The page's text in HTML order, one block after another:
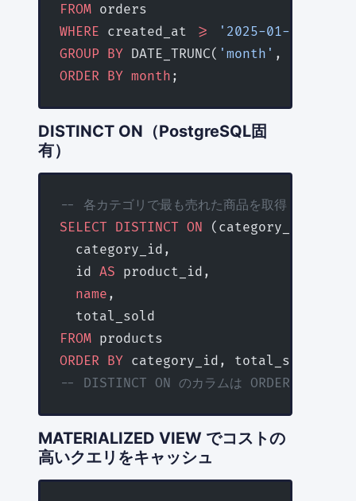
FROM orders
WHERE created_at >=
'2025-01-01'
GROUP BY DATE_TRUNC( 'month' ,
ORDER BY month ;
DISTINCT ON（PostgreSQL固
有）
-- 各カテゴリで最も売れた商品を取得
SELECT DISTINCT ON (category_id)
  category_id,
  id
AS product_id,
  name
,
  total_sold
FROM products
ORDER BY category_id, total_sold
-- DISTINCT ON のカラムは ORDER BY の先
MATERIALIZED VIEW でコストの
高いクエリをキャッシュ